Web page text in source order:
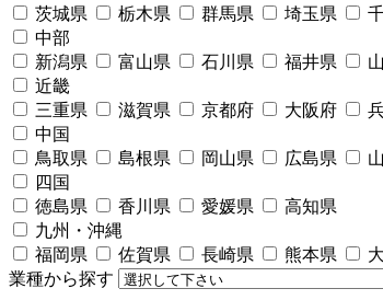
茨城県
栃木県 群馬県 埼玉県
中部
新潟県
富山県 石川県 福井県
近畿
三重県
滋賀県 京都府 大阪府
中国
鳥取県
島根県 岡山県 広島県
四国
徳島県
香川県 愛媛県
高知県
九州・沖縄
福岡県
佐賀県 長崎県 熊本県
業種から探す